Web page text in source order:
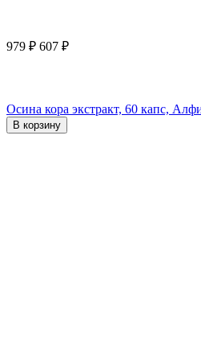
979 ₽ 607 ₽
Осина кора экстракт, 60 капс,
В корзину